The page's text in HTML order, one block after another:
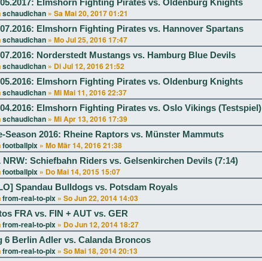
Elmshorn Fighting Pirates vs. Oldenburg Knights
schaudichan » Sa Mai 20, 2017 01:21
Elmshorn Fighting Pirates vs. Hannover Spartans
schaudichan » Mo Jul 25, 2016 17:47
Norderstedt Mustangs vs. Hamburg Blue Devils
schaudichan » Di Jul 12, 2016 21:52
Elmshorn Fighting Pirates vs. Oldenburg Knights
schaudichan » Mi Mai 11, 2016 22:37
Elmshorn Fighting Pirates vs. Oslo Vikings (Testspiel)
schaudichan » Mi Apr 13, 2016 17:39
Season 2016: Rheine Raptors vs. Münster Mammuts
footballpix » Mo Mär 14, 2016 21:38
NRW: Schiefbahn Riders vs. Gelsenkirchen Devils (7:14)
footballpix » Do Mai 14, 2015 15:07
Spandau Bulldogs vs. Potsdam Royals
from-real-to-pix » So Jun 22, 2014 14:03
FRA vs. FIN + AUT vs. GER
from-real-to-pix » Do Jun 12, 2014 18:27
6 Berlin Adler vs. Calanda Broncos
from-real-to-pix » So Mai 18, 2014 20:13